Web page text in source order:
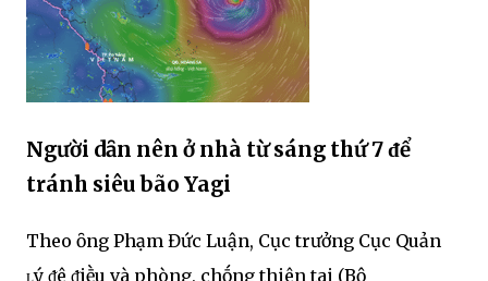
Người dȃn nên ở nhà từ sáng thứ 7 ᵭể
tránh siêu bão Yagi
Theo ȏng Phạm Đức Luận, Cục trưởng Cục Quản
ʟý ᵭê ᵭiḕu và phòng, chṓng thiên tai (Bộ